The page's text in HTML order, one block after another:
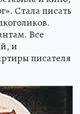
Стала писать
Все
и
писателя